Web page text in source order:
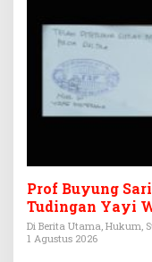
Prof Buyung
Tudingan Yayi
Rp3,6 Miliar
Di Berita Utama, Hukum,
1 Agustus 2026